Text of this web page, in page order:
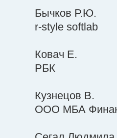
Бычков Р.Ю.
r-style softlab
Ковач Е.
РБК
Кузнецов В.
ООО МБА